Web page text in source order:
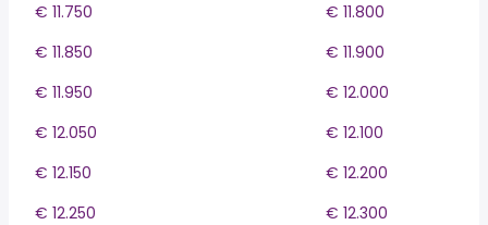
€ 11.750
€ 11.800
€ 11.850
€ 11.900
€ 11.950
€ 12.000
€ 12.050
€ 12.100
€ 12.150
€ 12.200
€ 12.250
€ 12.300